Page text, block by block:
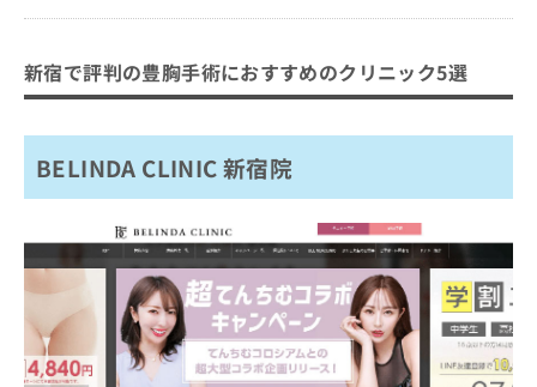
新宿で評判の豊胸手術におすすめのクリニック5選
BELINDA CLINIC 新宿院